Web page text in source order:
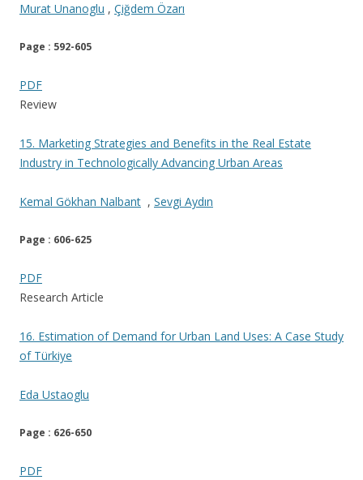
Murat Unanoglu , Çiğdem Özarı
Page : 592-605
PDF
Review
15. Marketing Strategies and Benefits in the Real Estate
Industry in Technologically Advancing Urban Areas
Kemal Gökhan Nalbant , Sevgi Aydın
Page : 606-625
PDF
Research Article
16. Estimation of Demand for Urban Land Uses: A Case Study
of Türkiye
Eda Ustaoglu
Page : 626-650
PDF